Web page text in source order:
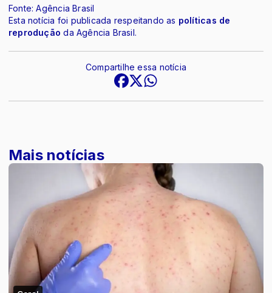
Fonte: Agência Brasil
Esta notícia foi publicada respeitando as políticas de
reprodução da Agência Brasil.
Compartilhe essa notícia
Mais notícias